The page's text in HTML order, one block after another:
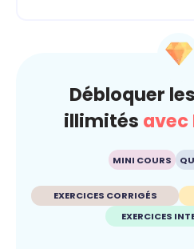
Débloquer
illimités avec
MINI COURS
EXERCICES CORRIGÉS
EXERCICES